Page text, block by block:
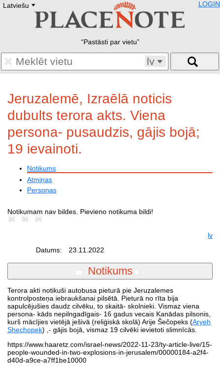
Latviešu E
Deutsch
Francais
Polski
Eestikeelne
LOGIN
Pastāsti par vietu
lv
Jeruzalemē, Izraēlā noticis
dubults terora akts. Viena
persona- pusaudzis, gājis bojā;
19 ievainoti.
Notikums
Atmiņas
Personas
Notikumam nav bildes. Pievieno notikuma bildi!
lv
Datums:
23.11.2022
Notikums
Terora akti notikuši autobusa pieturā pie Jeruzalemes
kontrolposteņa iebraukšanai pilsētā. Pieturā no rīta bija
sapulcējušies daudz cilvēku, to skaitā- skolnieki. Vismaz viena
persona- kāds nepilngadīgais- 16 gadus vecais Kanādas pilsonis,
kurš mācījies vietējā ješivā (reliģiskā skolā) Arije Šečopeks (Aryeh
Shechopek) ,- gājis bojā, vismaz 19 cilvēki ievietoti slimnīcās.
https://www.haaretz.com/israel-news/2022-11-23/ty-article-live/15-
people-wounded-in-two-explosions-in-jerusalem/00000184-a2f4-
d40d-a9ce-a7ff1be10000